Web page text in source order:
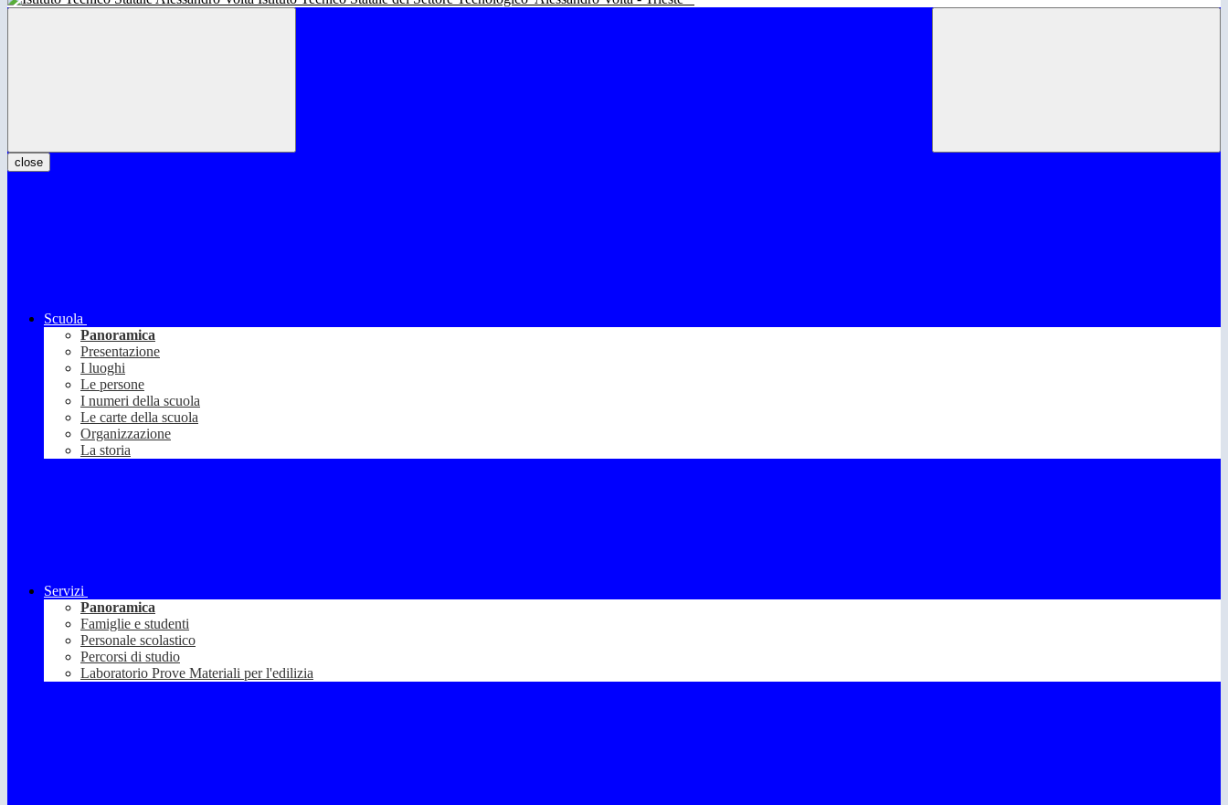
close
Scuola
Panoramica
Presentazione
I luoghi
Le persone
I numeri della scuola
Le carte della scuola
Organizzazione
La storia
Servizi
Panoramica
Famiglie e studenti
Personale scolastico
Percorsi di studio
Laboratorio Prove Materiali per l'edilizia